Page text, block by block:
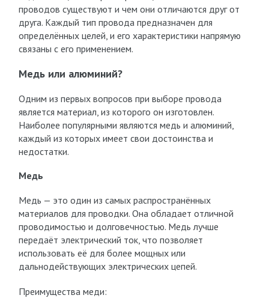
проводов существуют и чем они отличаются друг от
друга. Каждый тип провода предназначен для
определённых целей, и его характеристики напрямую
связаны с его применением.
Медь или алюминий?
Одним из первых вопросов при выборе провода
является материал, из которого он изготовлен.
Наиболее популярными являются медь и алюминий,
каждый из которых имеет свои достоинства и
недостатки.
Медь
Медь — это один из самых распространённых
материалов для проводки. Она обладает отличной
проводимостью и долговечностью. Медь лучше
передаёт электрический ток, что позволяет
использовать её для более мощных или
дальнодействующих электрических цепей.
Преимущества меди: